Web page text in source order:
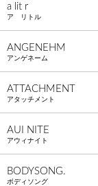
a lit r
ア リトル
ANGENEHM
アンゲネーム
ATTACHMENT
アタッチメント
AUI NITE
アウィナイト
BODYSONG.
ボディソング